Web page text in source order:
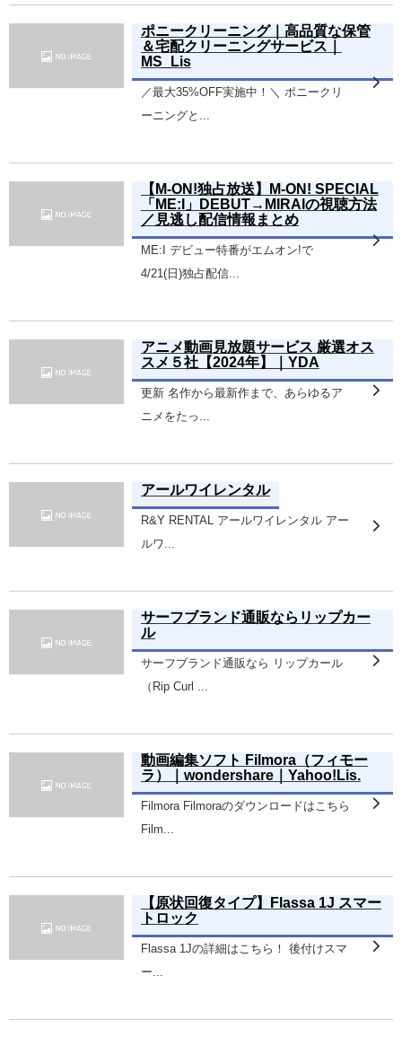
ポニークリーニング｜高品質な保管
＆宅配クリーニングサービス｜
MS_Lis
／最大35%OFF実施中！＼ ポニークリ
ーニングと...
【M-ON!独占放送】M-ON! SPECIAL
「ME:I」DEBUT→MIRAIの視聴方法
／見逃し配信情報まとめ
ME:I デビュー特番がエムオン!で
4/21(日)独占配信...
アニメ動画見放題サービス 厳選オス
スメ５社【2024年】｜YDA
更新 名作から最新作まで、あらゆるア
ニメをたっ...
アールワイレンタル
R&Y RENTAL アールワイレンタル アー
ルワ...
サーフブランド通販ならリップカー
ル
サーフブランド通販なら リップカール
（Rip Curl ...
動画編集ソフト Filmora（フィモー
ラ）｜wondershare｜Yahoo!Lis.
Filmora Filmoraのダウンロードはこちら
Film...
【原状回復タイプ】Flassa 1J スマー
トロック
Flassa 1Jの詳細はこちら！ 後付けスマ
ー...